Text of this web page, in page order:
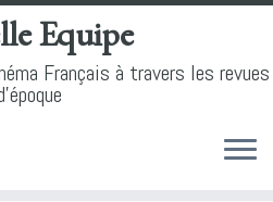
Equipe
Français à travers les revues